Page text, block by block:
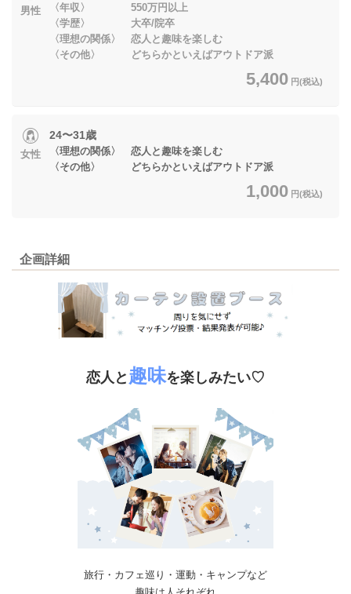
男性
〈年収〉 550万円以上
〈学歴〉 大卒/院卒
〈理想の関係〉 恋人と趣味を楽しむ
〈その他〉 どちらかといえばアウトドア派
5,400 円(税込)
女性
24〜31歳
〈理想の関係〉 恋人と趣味を楽しむ
〈その他〉 どちらかといえばアウトドア派
1,000 円(税込)
企画詳細
恋人と 趣味を楽しみたい♡
旅行・カフェ巡り・運動・キャンプなど